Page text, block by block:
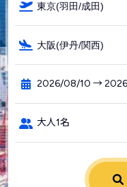
東京(羽田/成田)
大阪(伊丹/関西)
2026/08/10 →
大人1名